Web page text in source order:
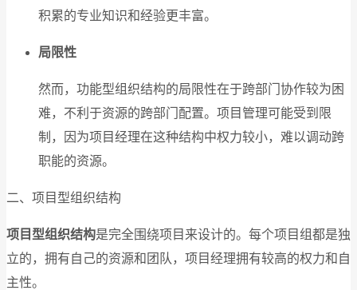
积累的专业知识和经验更丰富。
局限性
然而，功能型组织结构的局限性在于跨部门协作较为困
难，不利于资源的跨部门配置。项目管理可能受到限
制，因为项目经理在这种结构中权力较小，难以调动跨
职能的资源。
二、项目型组织结构
项目型组织结构是完全围绕项目来设计的。每个项目组都是独
立的，拥有自己的资源和团队，项目经理拥有较高的权力和自
主性。